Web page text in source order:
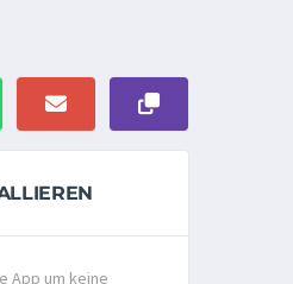
App um keine